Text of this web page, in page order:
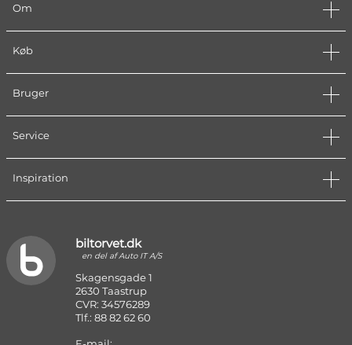
Om
Køb
Bruger
Service
Inspiration
biltorvet.dk
en del af Auto IT A/S
Skagensgade 1
2630 Taastrup
CVR: 34576289
Tlf.: 88 82 62 60